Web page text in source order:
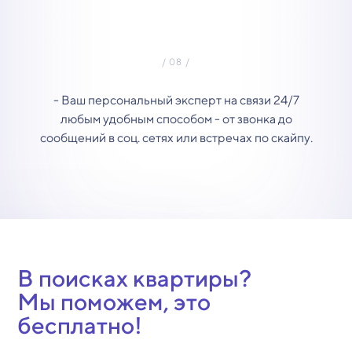
- Ваш персональный эксперт на связи 24/7
любым удобным способом - от звонка до
сообщений в соц. сетях или встречах по скайпу.
В поисках квартиры?
Мы поможем, это
бесплатно!